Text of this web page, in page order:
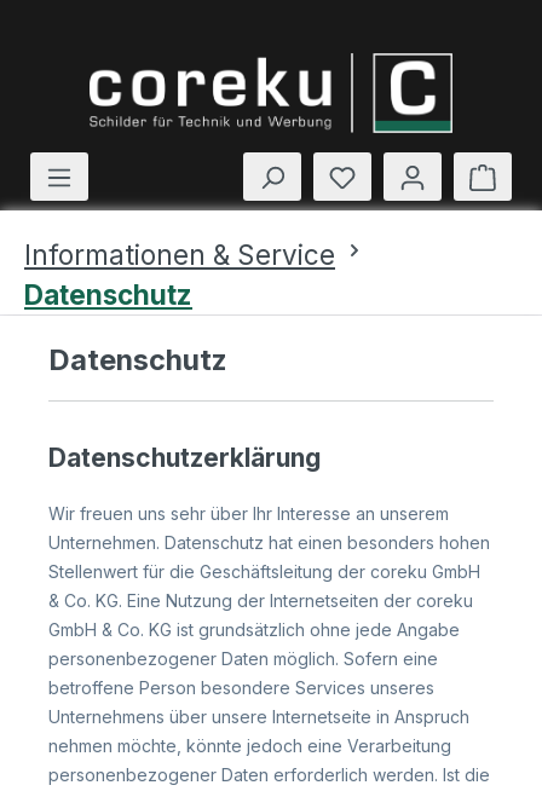
Du hast 0
Informationen & Service
Datenschutz
Datenschutz
Datenschutzerklärung
Wir freuen uns sehr über Ihr Interesse an unserem
Unternehmen. Datenschutz hat einen besonders hohen
Stellenwert für die Geschäftsleitung der coreku GmbH
& Co. KG. Eine Nutzung der Internetseiten der coreku
GmbH & Co. KG ist grundsätzlich ohne jede Angabe
personenbezogener Daten möglich. Sofern eine
betroffene Person besondere Services unseres
Unternehmens über unsere Internetseite in Anspruch
nehmen möchte, könnte jedoch eine Verarbeitung
personenbezogener Daten erforderlich werden. Ist die